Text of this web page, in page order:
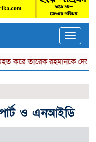
Toggle
তারেক রহমানকে দেশে আনতে
ও এনআইডি